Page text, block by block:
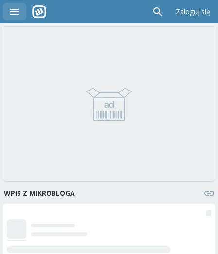
Zaloguj się
WPIS Z MIKROBLOGA